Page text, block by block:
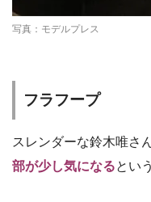
写真：モデルプレス
フラフープ
スレンダーな鈴木唯さ
部が少し気になるとい